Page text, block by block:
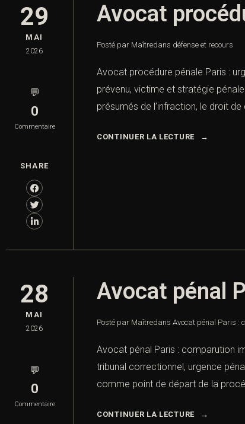
29
MAI
2026
💬
0
Commentaire
SHARE
Avocat
Posté par Maîtredans défense et recours
Avocat procédure pénale Paris :
prévenu, victime et stratégie
présumés de l’infraction, le droit de
CONTINUER LA LECTURE
28
MAI
2026
💬
0
Commentaire
Avocat pénal
Posté par Maîtredans Avocat pénal Paris :
Avocat pénal Paris : comparution
tribunal correctionnel, urgence
comme point de départ de la
CONTINUER LA LECTURE